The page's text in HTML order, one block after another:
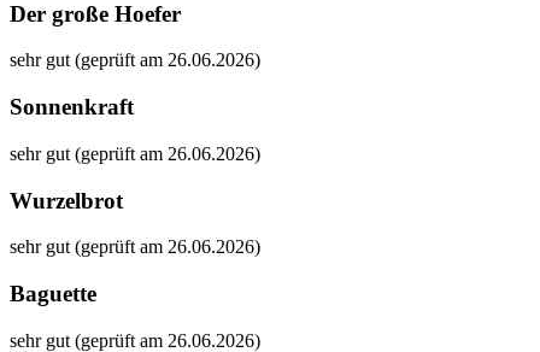
Der große Hoefer
sehr gut (geprüft am 26.06.2026)
Sonnenkraft
sehr gut (geprüft am 26.06.2026)
Wurzelbrot
sehr gut (geprüft am 26.06.2026)
Baguette
sehr gut (geprüft am 26.06.2026)